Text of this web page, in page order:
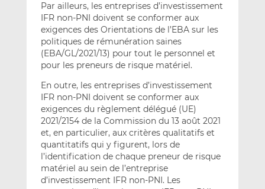
Par ailleurs, les entreprises d’investissement
IFR non-PNI doivent se conformer aux
exigences des Orientations de l’EBA sur les
politiques de rémunération saines
(EBA/GL/2021/13) pour tout le personnel et
pour les preneurs de risque matériel.
En outre, les entreprises d’investissement
IFR non-PNI doivent se conformer aux
exigences du règlement délégué (UE)
2021/2154 de la Commission du 13 août 2021
et, en particulier, aux critères qualitatifs et
quantitatifs qui y figurent, lors de
l’identification de chaque preneur de risque
matériel au sein de l’entreprise
d’investissement IFR non-PNI. Les